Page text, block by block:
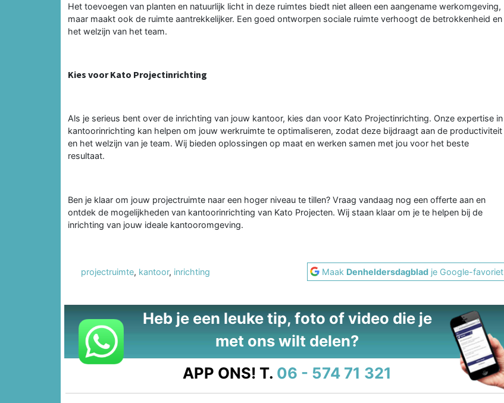
Het toevoegen van planten en natuurlijk licht in deze ruimtes biedt niet alleen een aangename werkomgeving,
maar maakt ook de ruimte aantrekkelijker. Een goed ontworpen sociale ruimte verhoogt de betrokkenheid en
het welzijn van het team.
Kies voor Kato Projectinrichting
Als je serieus bent over de inrichting van jouw kantoor, kies dan voor Kato Projectinrichting. Onze expertise in
kantoorinrichting kan helpen om jouw werkruimte te optimaliseren, zodat deze bijdraagt aan de productiviteit
en het welzijn van je team. Wij bieden oplossingen op maat en werken samen met jou voor het beste
resultaat.
Ben je klaar om jouw projectruimte naar een hoger niveau te tillen? Vraag vandaag nog een offerte aan en
ontdek de mogelijkheden van kantoorinrichting van Kato Projecten. Wij staan klaar om je te helpen bij de
inrichting van jouw ideale kantooromgeving.
projectruimte, kantoor, inrichting Maak Denheldersdagblad je Google-favoriet
Heb je een leuke tip, foto of video die je
met ons wilt delen?
APP ONS! T. 06 - 574 71 321